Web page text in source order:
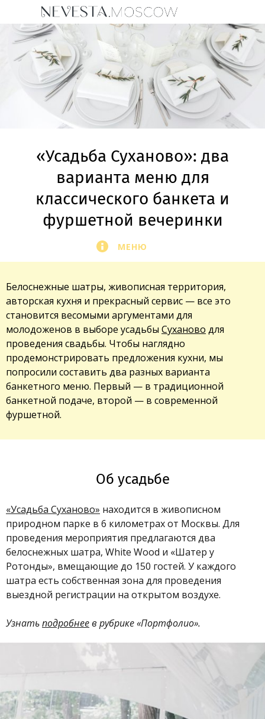
«Усадьба Суханово»: два
варианта меню для
классического банкета и
фуршетной вечеринки
МЕНЮ
Белоснежные шатры, живописная территория,
авторская кухня и прекрасный сервис — все это
становится весомыми аргументами для
молодоженов в выборе усадьбы Суханово для
проведения свадьбы. Чтобы наглядно
продемонстрировать предложения кухни, мы
попросили составить два разных варианта
банкетного меню. Первый — в традиционной
банкетной подаче, второй — в современной
фуршетной.
Об усадьбе
«Усадьба Суханово» находится в живописном
природном парке в 6 километрах от Москвы. Для
проведения мероприятия предлагаются два
белоснежных шатра, White Wood и «Шатер у
Ротонды», вмещающие до 150 гостей. У каждого
шатра есть собственная зона для проведения
выездной регистрации на открытом воздухе.
Узнатьподробнеев рубрике «Портфолио».